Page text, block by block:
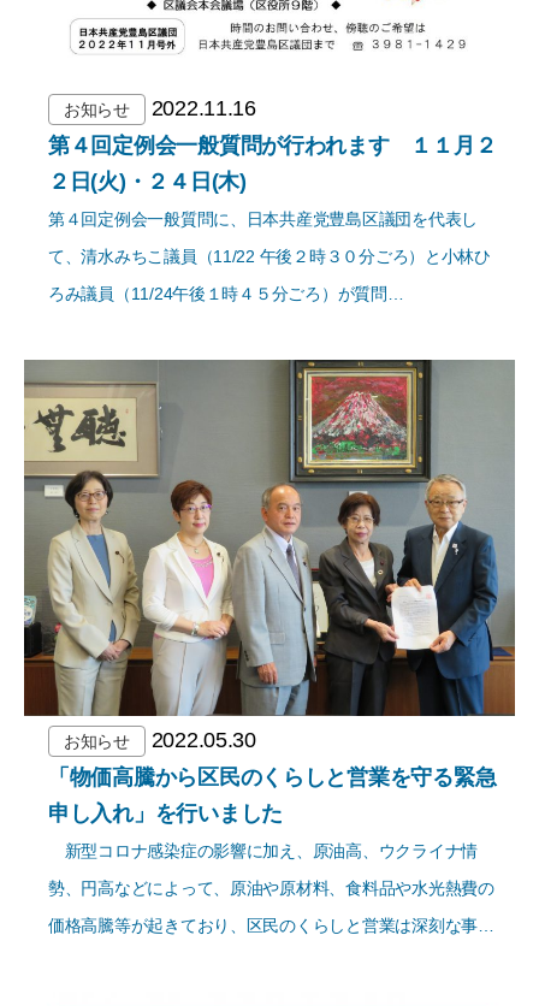
お知らせ
2022.11.16
第４回定例会一般質問が行われます １１月２
２日(火)・２４日(木)
第４回定例会一般質問に、日本共産党豊島区議団を代表し
て、清水みちこ議員（11/22 午後２時３０分ごろ）と小林ひ
ろみ議員（11/24午後１時４５分ごろ）が質問…
お知らせ
2022.05.30
「物価高騰から区民のくらしと営業を守る緊急
申し入れ」を行いました
新型コロナ感染症の影響に加え、原油高、ウクライナ情
勢、円高などによって、原油や原材料、食料品や水光熱費の
価格高騰等が起きており、区民のくらしと営業は深刻な事…